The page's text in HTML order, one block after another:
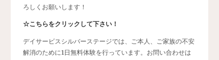
ろしくお願いします！
☆こちらをクリックして下さい！
デイサービスシルバーステージでは、ご本人、ご家族の不安
解消のために1日無料体験を行っています。お問い合わせは